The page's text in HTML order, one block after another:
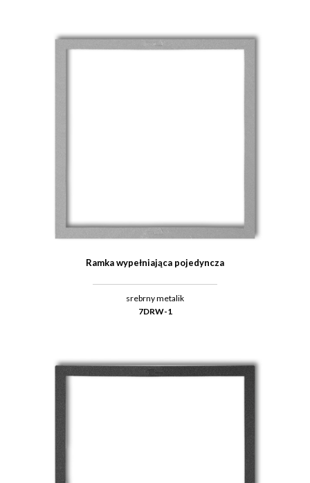
Ramka wypełniająca pojedyncza
srebrny metalik
7DRW-1